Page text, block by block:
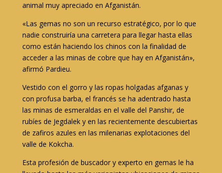
animal muy apreciado en Afganistán.
«Las gemas no son un recurso estratégico, por lo que
nadie construiría una carretera para llegar hasta ellas
como están haciendo los chinos con la finalidad de
acceder a las minas de cobre que hay en Afganistán»,
afirmó Pardieu.
Vestido con el gorro y las ropas holgadas afganas y
con profusa barba, el francés se ha adentrado hasta
las minas de esmeraldas en el valle del Panshir, de
rubíes de Jegdalek y en las recientemente descubiertas
de zafiros azules en las milenarias explotaciones del
valle de Kokcha.
Esta profesión de buscador y experto en gemas le ha